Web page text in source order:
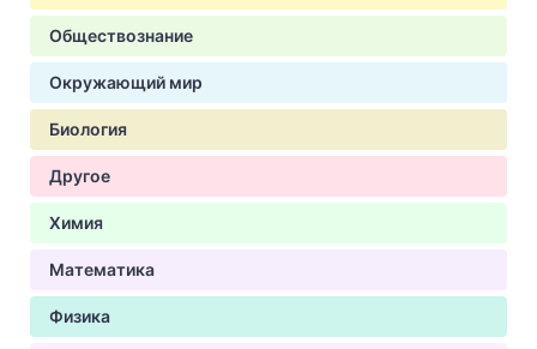
Обществознание
Окружающий мир
Биология
Другое
Химия
Математика
Физика